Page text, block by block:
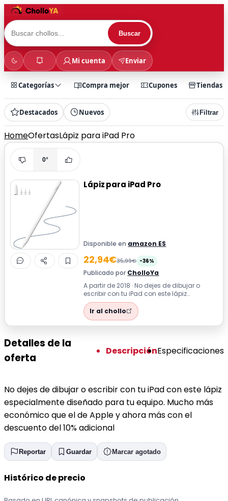
Buscar
Mi cuenta Enviar
Categorías Compra mejor Cupones Tiendas
Destacados Nuevos Filtrar
HomeOfertasLápiz para iPad Pro
0°
Lápiz para iPad Pro
Disponible en amazon ES
22,94€35,99€ -36%
Publicado por CholloYa
A partir de 2018 · No dejes de dibujar o
escribir con tu iPad con este lápiz
especialmente diseñado para tu equipo.
M...Ir al chollo
Detalles de la
oferta
DescripciónEspecificaciones
No dejes de dibujar o escribir con tu iPad con este lápiz
especialmente diseñado para tu equipo. Mucho más
económico que el de Apple y ahora más con el
descuento del 10% adicional
Reportar Guardar Marcar agotado
Histórico de precio